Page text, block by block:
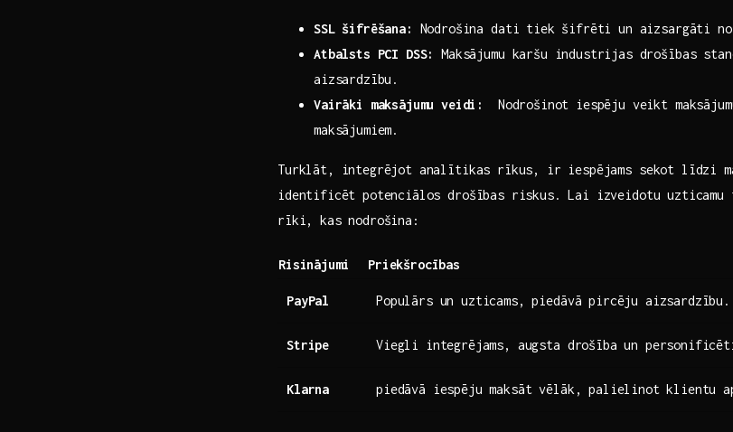
SSL šifrēšana:
Nodrošina dati tiek šifrēti un aizsargāti no
Atbalsts PCI DSS:
Maksājumu karšu industrijas drošības
aizsardzību.
Vairāki maksājumu veidi:
Nodrošinot iespēju veikt
maksājumiem.
Turklāt, integrējot analītikas rīkus, ir iespējams ‌sekot līdzi
identificēt potenciālos drošības riskus. Lai izveidotu
rīki, kas nodrošina:
Risinājumi Priekšrocības
PayPal Populārs un uzticams, piedāvā pircēju aizsardzību.
Stripe Viegli integrējams, augsta drošība un
Klarna piedāvā iespēju maksāt vēlāk, palielinot klientu